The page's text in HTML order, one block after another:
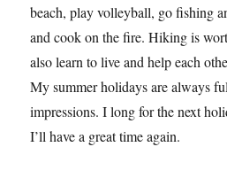
beach, play volleyball, go fishing
and cook on the fire. Hiking is
also learn to live and help each
My summer holidays are always
impressions. I long for the next
I’ll have a great time again.